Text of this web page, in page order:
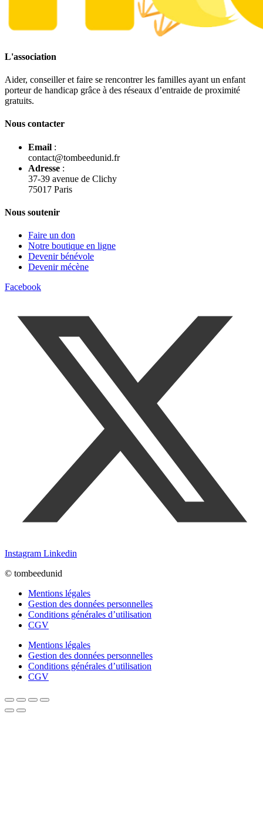
L'association
Aider, conseiller et faire se rencontrer les familles ayant un enfant
porteur de handicap grâce à des réseaux d’entraide de proximité
gratuits.
Nous contacter
Email :
contact@tombeedunid.fr
Adresse :
37-39 avenue de Clichy
75017 Paris
Nous soutenir
Faire un don
Notre boutique en ligne
Devenir bénévole
Devenir mécène
Facebook
Instagram Linkedin
© tombeedunid
Mentions légales
Gestion des données personnelles
Conditions générales d’utilisation
CGV
Mentions légales
Gestion des données personnelles
Conditions générales d’utilisation
CGV